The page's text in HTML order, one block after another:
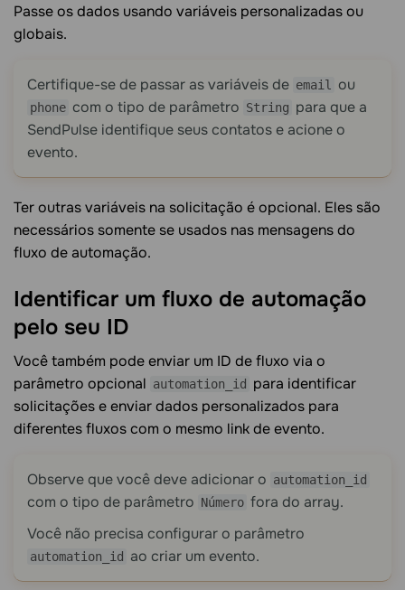
Passe os dados usando variáveis personalizadas ou
globais.
Certifique-se de passar as variáveis de email ou
phone com o tipo de parâmetro String para que a
SendPulse identifique seus contatos e acione o
evento.
Ter outras variáveis na solicitação é opcional. Eles são
necessários somente se usados nas mensagens do
fluxo de automação.
Identificar um fluxo de automação
pelo seu ID
Você também pode enviar um ID de fluxo via o
parâmetro opcional automation_id
para identificar
solicitações e enviar dados personalizados para
diferentes fluxos com o mesmo link de evento.
Observe que você deve adicionar o automation_id
com o tipo de parâmetro Número fora do array.
Você não precisa configurar o parâmetro
automation_id ao criar um evento.